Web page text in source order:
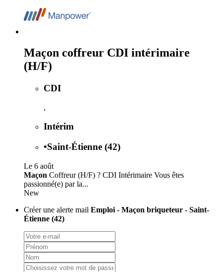
Maçon coffreur CDI intérimaire
(H/F)
CDI
,
Intérim
•Saint-Étienne (42)
Le 6 août
Maçon Coffreur (H/F) ? CDI Intérimaire Vous êtes
passionné(e) par la...
New
Créer une alerte mail Emploi - Maçon briqueteur - Saint-
Étienne (42)